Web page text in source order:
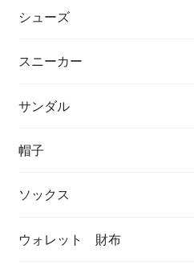
シューズ
スニーカー
サンダル
帽子
ソックス
ウォレット 財布